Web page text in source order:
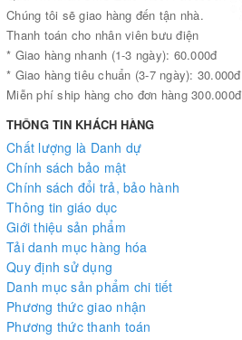
Chúng tôi sẽ giao hàng đến tận nhà.
Thanh toán cho nhân viên bưu điện
* Giao hàng nhanh (1-3 ngày): 60.000đ
* Giao hàng tiêu chuẩn (3-7 ngày): 30.000đ
Miễn phí ship hàng cho đơn hàng 300.000đ
THÔNG TIN KHÁCH HÀNG
Chất lượng là Danh dự
Chính sách bảo mật
Chính sách đổi trả, bảo hành
Thông tin giáo dục
Giới thiệu sản phẩm
Tải danh mục hàng hóa
Quy định sử dụng
Danh mục sản phẩm chi tiết
Phương thức giao nhận
Phương thức thanh toán